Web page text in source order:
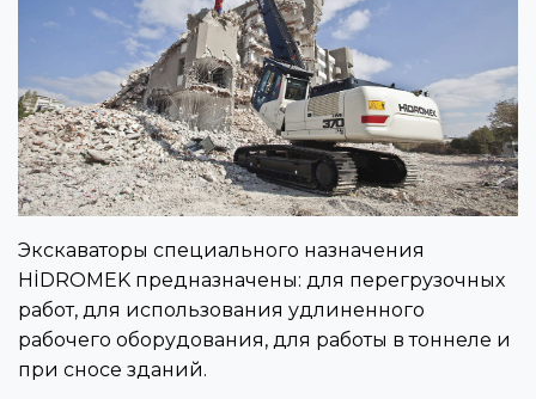
Экскаваторы специального назначения
HİDROMEK предназначены: для перегрузочных
работ, для использования удлиненного
рабочего оборудования, для работы в тоннеле и
при сносе зданий.